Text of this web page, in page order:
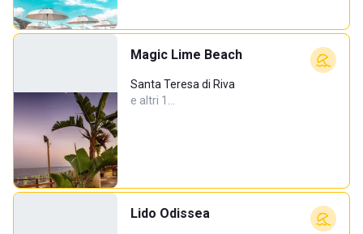
Magic Lime Beach
Santa Teresa di Riva
e altri 1…
Lido Odissea